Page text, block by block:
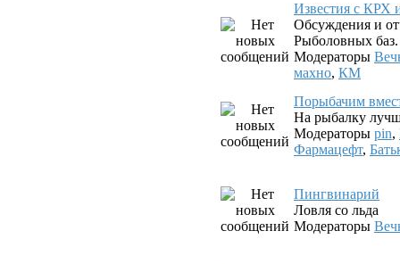
Известия с КРХ
Обсуждения и
Рыболовных баз.
Модераторы
махно, КМ
Порыбачим
На рыбалку
Модераторы pin,
Фармацефт,
Пингвинарий
Ловля со льда
Модераторы